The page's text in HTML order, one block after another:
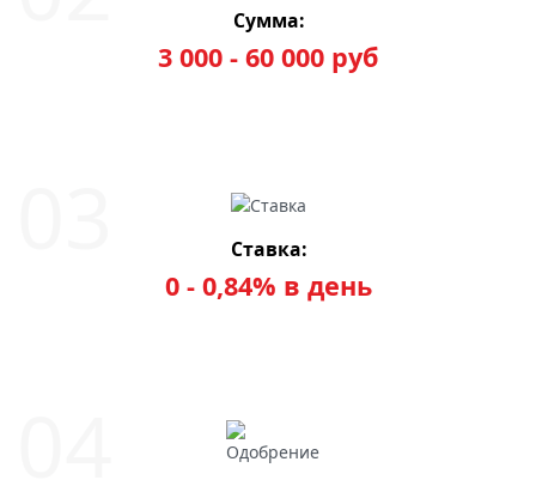
Сумма:
3 000 - 60 000 руб
Ставка:
0 - 0,84% в день